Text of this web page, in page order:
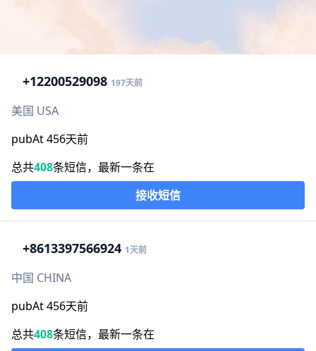
+12200529098 197天前
美国 USA
pubAt 456天前
总共408条短信，最新一条在
接收短信
+8613397566924 1天前
中国 CHINA
pubAt 456天前
总共408条短信，最新一条在